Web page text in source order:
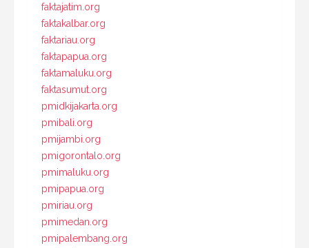
faktajatim.org
faktakalbar.org
faktariau.org
faktapapua.org
faktamaluku.org
faktasumut.org
pmidkijakarta.org
pmibali.org
pmijambi.org
pmigorontalo.org
pmimaluku.org
pmipapua.org
pmiriau.org
pmimedan.org
pmipalembang.org